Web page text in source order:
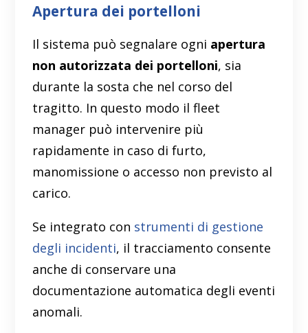
Apertura dei portelloni
Il sistema può segnalare ogni apertura
non autorizzata dei portelloni, sia
durante la sosta che nel corso del
tragitto. In questo modo il fleet
manager può intervenire più
rapidamente in caso di furto,
manomissione o accesso non previsto al
carico.
Se integrato con strumenti di gestione
degli incidenti, il tracciamento consente
anche di conservare una
documentazione automatica degli eventi
anomali.